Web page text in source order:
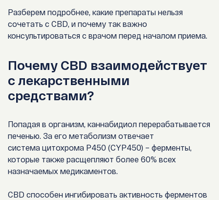
Разберем подробнее, какие препараты нельзя
сочетать с CBD, и почему так важно
консультироваться с врачом перед началом приема.
Почему CBD взаимодействует
с лекарственными
средствами?
Попадая в организм, каннабидиол перерабатывается
печенью. За его метаболизм отвечает
система цитохрома P450 (CYP450) – ферменты,
которые также расщепляют более 60% всех
назначаемых медикаментов.
CBD способен ингибировать активность ферментов